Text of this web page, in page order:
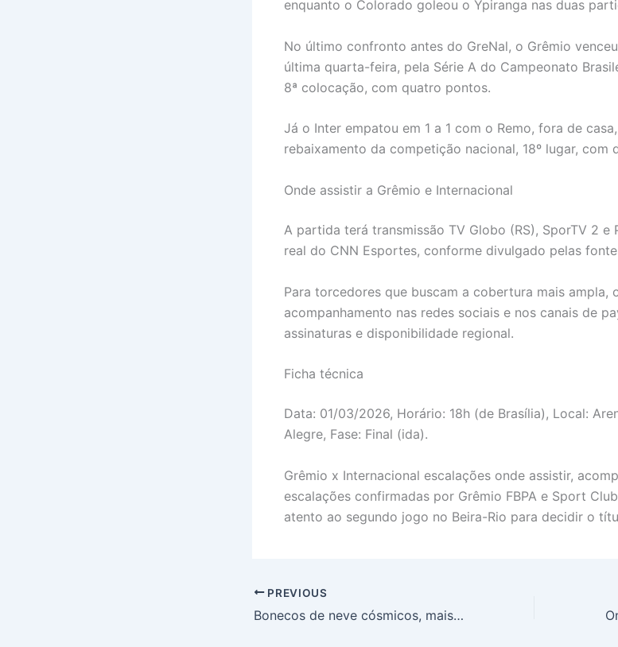
enquanto o Colorado goleou o Ypiranga nas duas
No último confronto antes do GreNal, o Grêmio
última quarta-feira, pela Série A do Campeonato
8ª colocação, com quatro pontos.
Já o Inter empatou em 1 a 1 com o Remo, fora de
rebaixamento da competição nacional, 18º lugar, com
Onde assistir a Grêmio e Internacional
A partida terá transmissão TV Globo (RS), SporTV 2 e
real do CNN Esportes, conforme divulgado pelas
Para torcedores que buscam a cobertura mais ampla,
acompanhamento nas redes sociais e nos canais de
assinaturas e disponibilidade regional.
Ficha técnica
Data: 01/03/2026, Horário: 18h (de Brasília), Local:
Alegre, Fase: Final (ida).
Grêmio x Internacional escalações onde assistir,
escalações confirmadas por Grêmio FBPA e Sport
atento ao segundo jogo no Beira-Rio para decidir o
PREVIOUS
Bonecos de neve cósmicos, mais comuns no Sistema Solar: por que corpos bilobados como Arrokoth surgiram por fusão lenta e revelam pistas de 4,5 bilhões de anos